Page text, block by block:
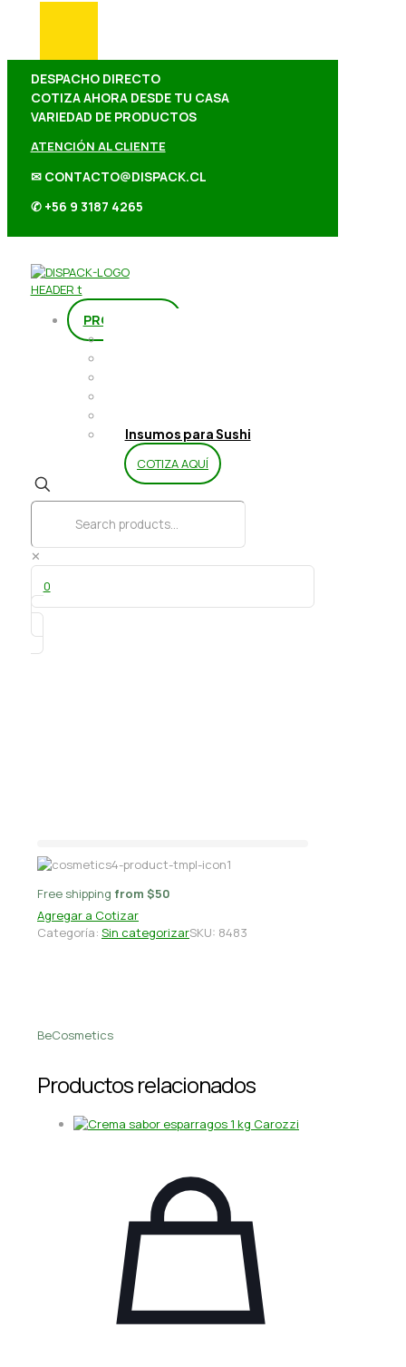
DESPACHO DIRECTO
COTIZA AHORA DESDE TU CASA
VARIEDAD DE PRODUCTOS
ATENCIÓN AL CLIENTE
✉ CONTACTO@DISPACK.CL
✆ +56 9 3187 4265
PRODUCTOS
Insumos para Sushi
COTIZA AQUÍ
✕
0
Free shipping from $50
Agregar a Cotizar
Categoría: Sin categorizarSKU: 8483
BeCosmetics
Productos relacionados